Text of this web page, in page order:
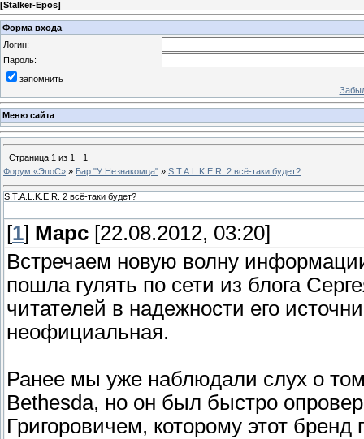
[Stalker-Epos]
Форма входа
Логин:
Пароль:
запомнить
Меню сайта
Страница 1 из 1
1
Форум «ЭпоС» » Бар "У Незнакомца" » S.T.A.L.K.E.R. 2 всё-таки будет?
S.T.A.L.K.E.R. 2 всё-таки будет?
[1] Марс [22.08.2012, 03:20]
Встречаем новую волну
пошла гулять по сети из блога
читателей в надежности его
неофициальная.
Ранее мы уже наблюдали слух о
Bethesda, но он был быстро
Григоровичем, которому этот бренд